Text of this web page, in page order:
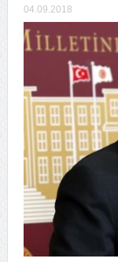
04.09.2018